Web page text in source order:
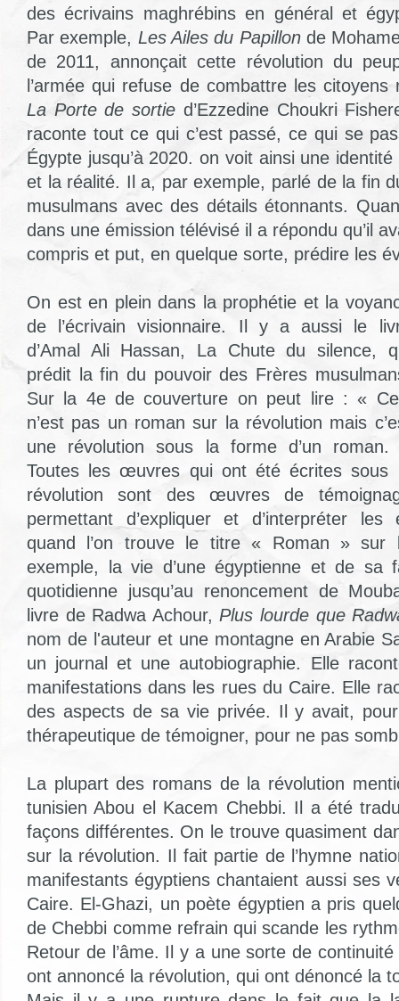
des écrivains maghrébins en général et
Par exemple, Les Ailes du Papillonde
de 2011, annonçait cette révolution du
l’armée qui refuse de combattre les
La Porte de sortie d’Ezzedine Choukri
raconte tout ce qui c’est passé, ce qui se
Égypte jusqu’à 2020. on voit ainsi une
et la réalité. Il a, par exemple, parlé de la fin
musulmans avec des détails étonnants.
dans une émission télévisé il a répondu qu’il
compris et put, en quelque sorte, prédire les
On est en plein dans la prophétie et la
de l’écrivain visionnaire. Il y a aussi le
d’Amal Ali Hassan, La Chute du silence,
prédit la fin du pouvoir des Frères
Sur la 4e de couverture on peut lire : «
n’est pas un roman sur la révolution mais
une révolution sous la forme d’un roman.
Toutes les œuvres qui ont été écrites sous
révolution sont des œuvres de
permettant d’expliquer et d’interpréter les
quand l’on trouve le titre « Roman » sur
exemple, la vie d’une égyptienne et de sa
quotidienne jusqu’au renoncement de
livre de Radwa Achour, Plus lourde que
nom de l'auteur et une montagne en Arabie
un journal et une autobiographie. Elle
manifestations dans les rues du Caire. Elle
des aspects de sa vie privée. Il y avait,
thérapeutique de témoigner, pour ne pas
La plupart des romans de la révolution
tunisien Abou el Kacem Chebbi. Il a été
façons différentes. On le trouve quasiment
sur la révolution. Il fait partie de l’hymne
manifestants égyptiens chantaient aussi ses
Caire. El-Ghazi, un poète égyptien a pris
de Chebbi comme refrain qui scande les
Retour de l’âme. Il y a une sorte de
ont annoncé la révolution, qui ont dénoncé la